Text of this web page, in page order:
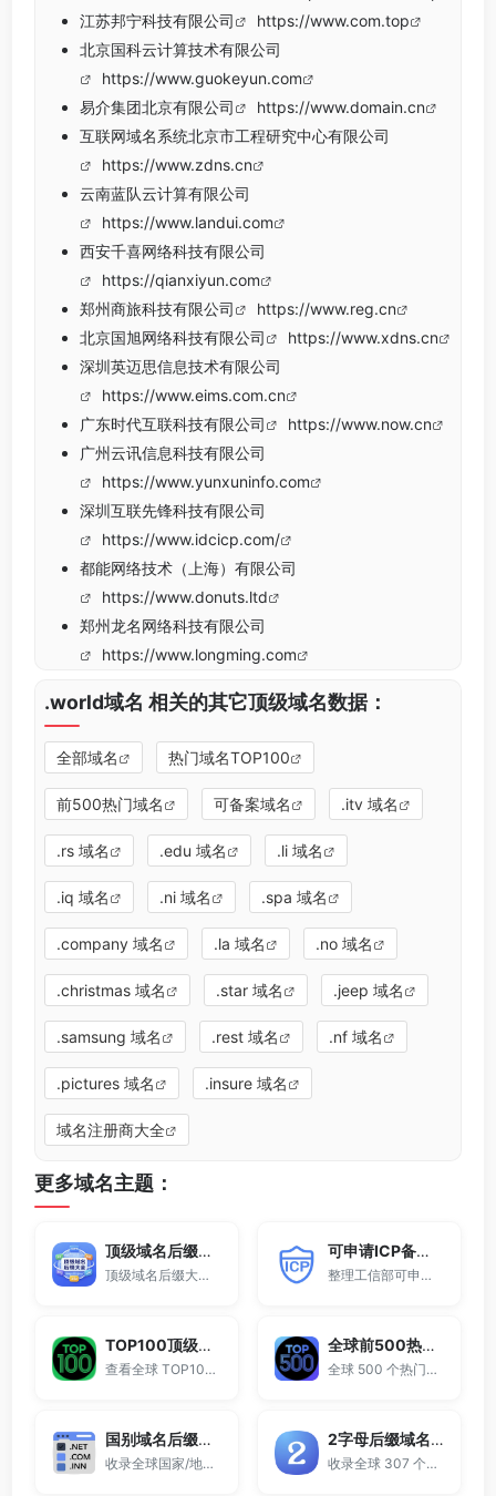
江苏邦宁科技有限公司
https://www.com.top
北京国科云计算技术有限公司
https://www.guokeyun.com
易介集团北京有限公司
https://www.domain.cn
互联网域名系统北京市工程研究中心有限公司
https://www.zdns.cn
云南蓝队云计算有限公司
https://www.landui.com
西安千喜网络科技有限公司
https://qianxiyun.com
郑州商旅科技有限公司
https://www.reg.cn
北京国旭网络科技有限公司
https://www.xdns.cn
深圳英迈思信息技术有限公司
https://www.eims.com.cn
广东时代互联科技有限公司
https://www.now.cn
广州云讯信息科技有限公司
https://www.yunxuninfo.com
深圳互联先锋科技有限公司
https://www.idcicp.com/
都能网络技术（上海）有限公司
https://www.donuts.ltd
郑州龙名网络科技有限公司
https://www.longming.com
.world域名 相关的其它顶级域名数据：
全部域名 热门域名TOP100
前500热门域名 可备案域名 .itv 域名
.rs 域名 .edu 域名 .li 域名
.iq 域名 .ni 域名 .spa 域名
.company 域名 .la 域名 .no 域名
.christmas 域名 .star 域名 .jeep 域名
.samsung 域名 .rest 域名 .nf 域名
.pictures 域名 .insure 域名
域名注册商大全
更多域名主题：
顶级域名后缀大全
顶级域名后缀大全收录全球已开放注册的所有TLD后缀，包括gTLD、ccTLD、品牌域名后缀等。
可申请ICP备案域名后缀大全
整理工信部可申请ICP网站备案的域名后缀大全。
TOP100顶级域名后缀排名榜
查看全球 TOP100 域名后缀。
全球前500热门域名后缀排行
全球 500 个热门域名后缀排名，展示注册量排行、是否可备案、适用范围与用途简介，帮助企业与个人在 2025 年快速选择合适的顶级域名。
国别域名后缀大全
收录全球国家/地区代码顶级域名。
2字母后缀域名大全
收录全球 307 个两字符域名后缀。